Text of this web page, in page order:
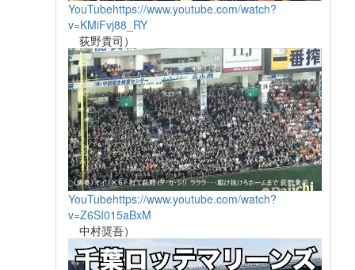
YouTubehttps://www.youtube.com/watch?
v=KMiFvj88_RY
荻野貴司）
YouTubehttps://www.youtube.com/watch?
v=Z6SI015aBxM
中村奨吾）